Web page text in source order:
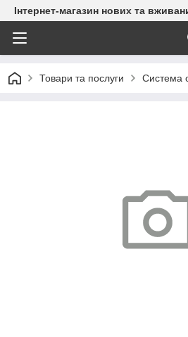
Інтернет-магазин нових та
Товари та послуги Система